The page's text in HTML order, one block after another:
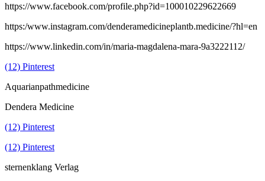
https://www.facebook.com/profile.php?id=100010229622669
https:/www.instagram.com/denderamedicineplantb.medicine/?hl=en
https://www.linkedin.com/in/maria-magdalena-mara-9a3222112/
(12) Pinterest
Aquarianpathmedicine
Dendera Medicine
(12) Pinterest
(12) Pinterest
sternenklang Verlag